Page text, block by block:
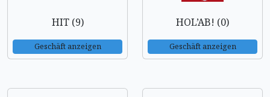
HIT (9)
Geschäft anzeigen
HOL’AB! (0)
Geschäft anzeigen